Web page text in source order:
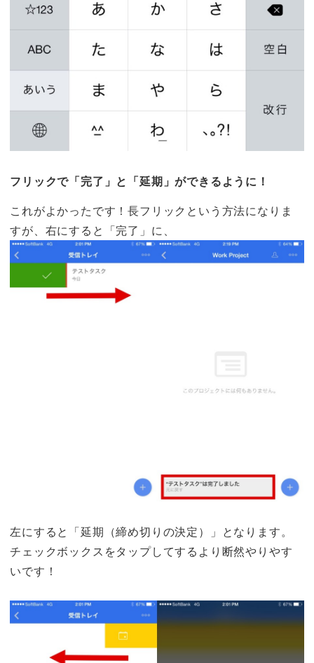
フリックで「完了」と「延期」ができるように！
これがよかったです！長フリックという方法になりま
すが、 右にすると「完了」 に、
左にすると「延期 （締め切りの決定） 」 となります。
チェックボックスをタップしてするより断然やりやす
いです！